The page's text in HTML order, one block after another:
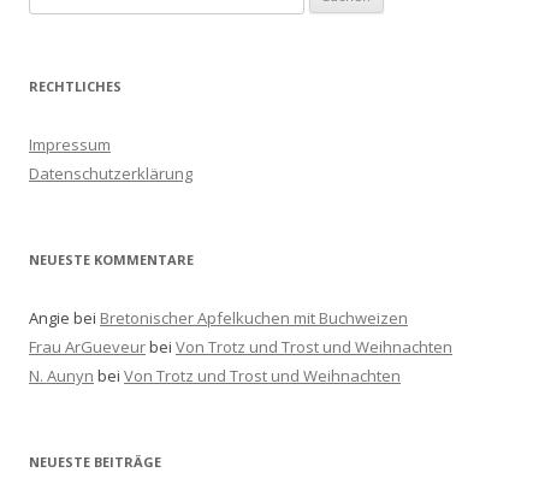
u
h
n
a
:
RECHTLICHES
Impressum
Datenschutzerklärung
NEUESTE KOMMENTARE
Angie bei Bretonischer Apfelkuchen mit Buchweizen
Frau ArGueveurbei Von Trotz und Trost und Weihnachten
N. Aunyn bei Von Trotz und Trost und Weihnachten
NEUESTE BEITRÄGE